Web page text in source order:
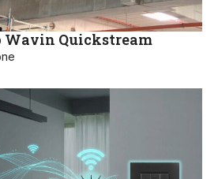
Wavin Quickstream